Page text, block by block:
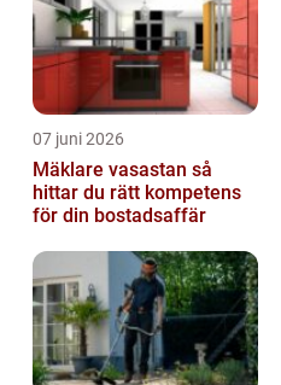
07 juni 2026
Mäklare vasastan så
hittar du rätt kompetens
för din bostadsaffär